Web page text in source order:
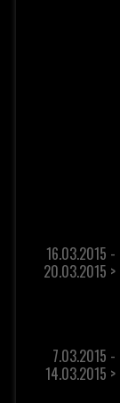
16.03.2015 -
20.03.2015 >
7.03.2015 -
14.03.2015 >